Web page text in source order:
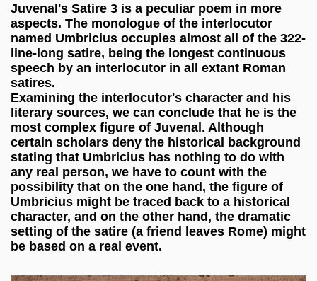
Juvenal's Satire 3 is a peculiar poem in more
aspects. The monologue of the interlocutor
named Umbricius occupies almost all of the 322-
line-long satire, being the longest continuous
speech by an interlocutor in all extant Roman
satires.
Examining the interlocutor's character and his
literary sources, we can conclude that he is the
most complex figure of Juvenal. Although
certain scholars deny the historical background
stating that Umbricius has nothing to do with
any real person, we have to count with the
possibility that on the one hand, the figure of
Umbricius might be traced back to a historical
character, and on the other hand, the dramatic
setting of the satire (a friend leaves Rome) might
be based on a real event.